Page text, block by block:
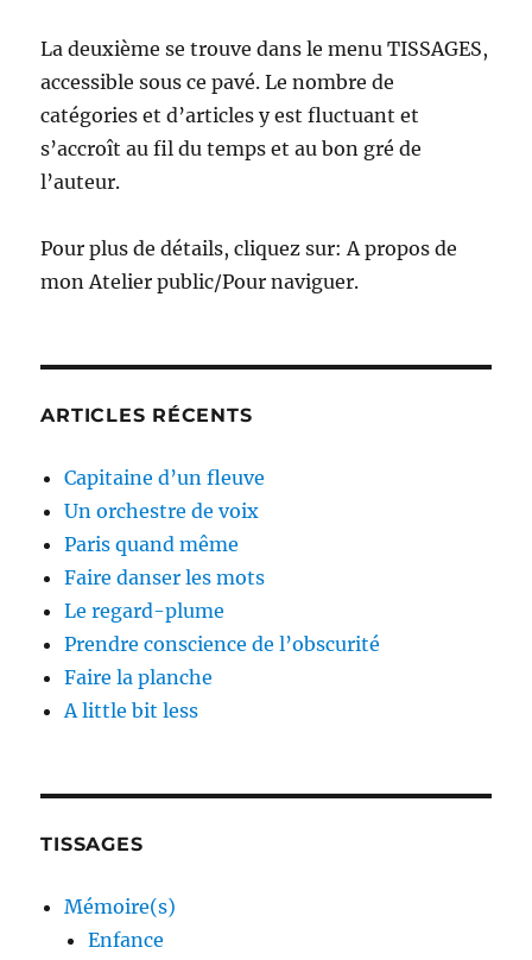
La deuxième se trouve dans le menu TISSAGES,
accessible sous ce pavé. Le nombre de
catégories et d’articles y est fluctuant et
s’accroît au fil du temps et au bon gré de
l’auteur.
Pour plus de détails, cliquez sur: A propos de
mon Atelier public/Pour naviguer.
ARTICLES RÉCENTS
Capitaine d’un fleuve
Un orchestre de voix
Paris quand même
Faire danser les mots
Le regard-plume
Prendre conscience de l’obscurité
Faire la planche
A little bit less
TISSAGES
Mémoire(s)
Enfance